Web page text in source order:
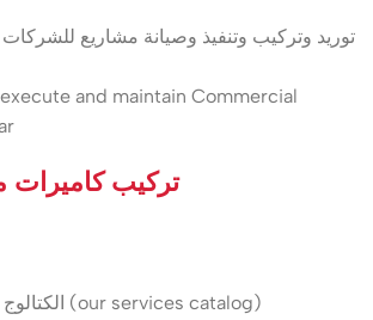
توريد وتركيب وتنفيذ وصيانة مشاريع
and maintain Commercial
تركيب كاميرات
الكتالوج السريع لكل الخدمات (our services catalog)